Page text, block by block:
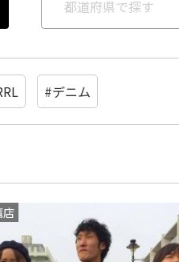
#デニム
店